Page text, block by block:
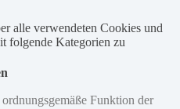
alle verwendeten Cookies und
folgende Kategorien zu
Funktion der